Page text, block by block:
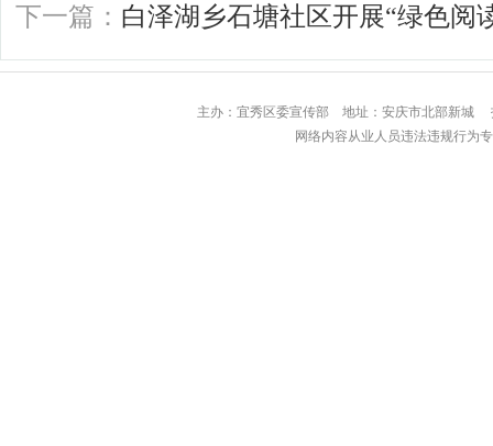
下一篇： 白泽湖乡石塘社区开展“绿色阅
主办：宜秀区委宣传部 地址：安庆市北
网络内容从业人员违法违规行